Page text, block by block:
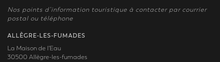
Nos points d’information touristique à contacter par courrier
postal ou téléphone
ALLÈGRE-LES-FUMADES
La Maison de l'Eau
30500 Allègre-les-fumades